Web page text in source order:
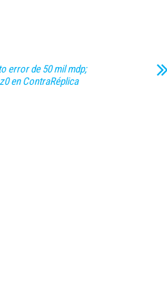
error de 50 mil mdp;
en ContraRéplica